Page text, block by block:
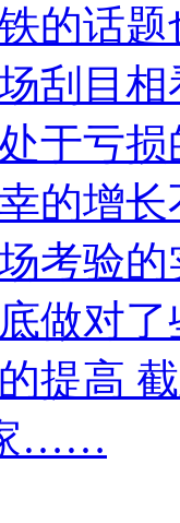
的话
刮目
于亏
的增
考验
做对
提高
……